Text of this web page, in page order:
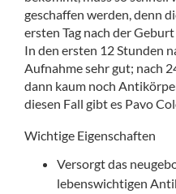
geschaffen werden, denn
ersten Tag nach der
In den ersten 12 Stunden
Aufnahme sehr gut; nach
dann kaum noch
diesen Fall gibt es Pavo
Wichtige Eigenschaften
Versorgt das
lebenswichtigen